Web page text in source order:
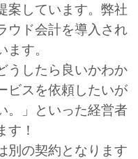
案しています。弊社
ウド会計を導入され
す。
うしたら良いかわか
ビスを依頼したいが
。」といった経営者
す！
別の契約となります